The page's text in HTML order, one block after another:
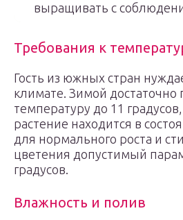
выращивать с
Требования к
Гость из южных стран
климате. Зимой достаточно
температуру до 11
растение находится в
для нормального роста и
цветения допустимый
градусов.
Влажность и полив